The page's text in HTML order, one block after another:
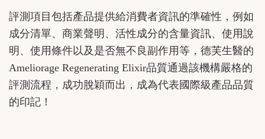
評測項目包括產品提供給消費者資訊的準確性，例如
成分清單、商業聲明、活性成分的含量資訊、使用說
明、使用條件以及是否無不良副作用等，德芙生醫的
Ameliorage Regenerating Elixir品質通過該機構嚴格的
評測流程，成功脫穎而出，成為代表國際級產品品質
的印記！